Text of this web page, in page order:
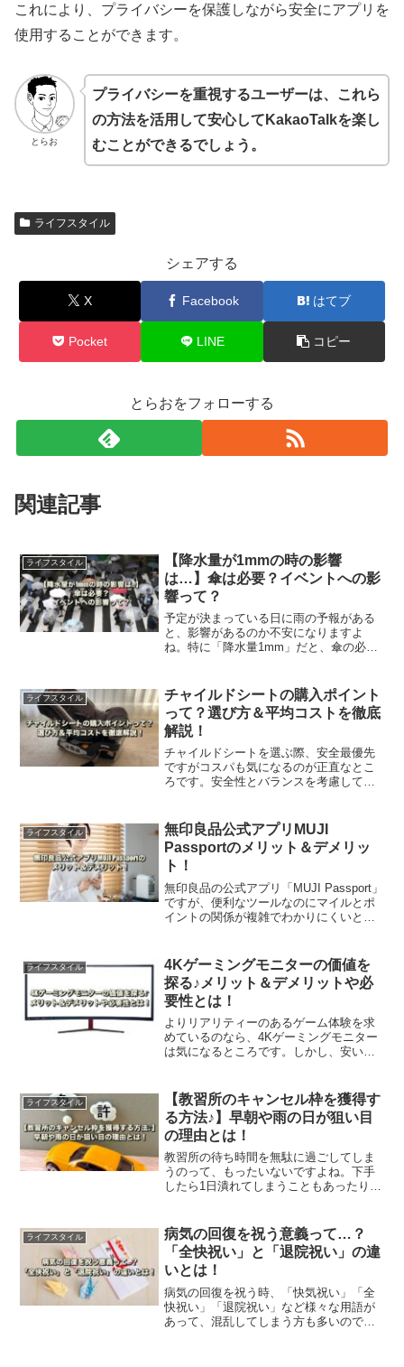
これにより、プライバシーを保護しながら安全にアプリを
使用することができます。
とらお
プライバシーを重視するユーザーは、これら
の方法を活用して安心してKakaoTalkを楽し
むことができるでしょう。
ライフスタイル
シェアする
X Facebook はてブ
Pocket LINE コピー
とらおをフォローする
関連記事
ライフスタイル
【降水量が1mmの時の影響
は…】傘は必要？イベントへの影
響って？
予定が決まっている日に雨の予報がある
と、影響があるのか不安になりますよ
ね。特に「降水量1mm」だと、傘の必要
についてご紹介します。是非、参考にし
てください。
ライフスタイル
チャイルドシートの購入ポイント
って？選び方＆平均コストを徹底
解説！
チャイルドシートを選ぶ際、安全最優先
ですがコスパも気になるのが正直なとこ
ろです。安全性とバランスを考慮して、
が選ばれているかなどを、徹底解説しま
す。
ライフスタイル
無印良品公式アプリMUJI
Passportのメリット＆デメリッ
ト！
無印良品の公式アプリ「MUJI Passport」
ですが、便利なツールなのにマイルとポ
イントの関係が複雑でわかりにくいとい
様々な便利機能をご紹介します。
ライフスタイル
4Kゲーミングモニターの価値を
探る♪メリット＆デメリットや必
要性とは！
よりリアリティーのあるゲーム体験を求
めているのなら、4Kゲーミングモニター
は気になるところです。しかし、安い買
ット＆デメリットなどをご紹介していき
ます。
ライフスタイル
【教習所のキャンセル枠を獲得す
る方法♪】早朝や雨の日が狙い目
の理由とは！
教習所の待ち時間を無駄に過ごしてしま
うのって、もったいないですよね。下手
したら1日潰れてしまうこともあったりし
キャンセル枠を獲得するコツをご紹介し
ます。
ライフスタイル
病気の回復を祝う意義って…？
「全快祝い」と「退院祝い」の違
いとは！
病気の回復を祝う時、「快気祝い」「全
快祝い」「退院祝い」など様々な用語が
あって、混乱してしまう方も多いのでは